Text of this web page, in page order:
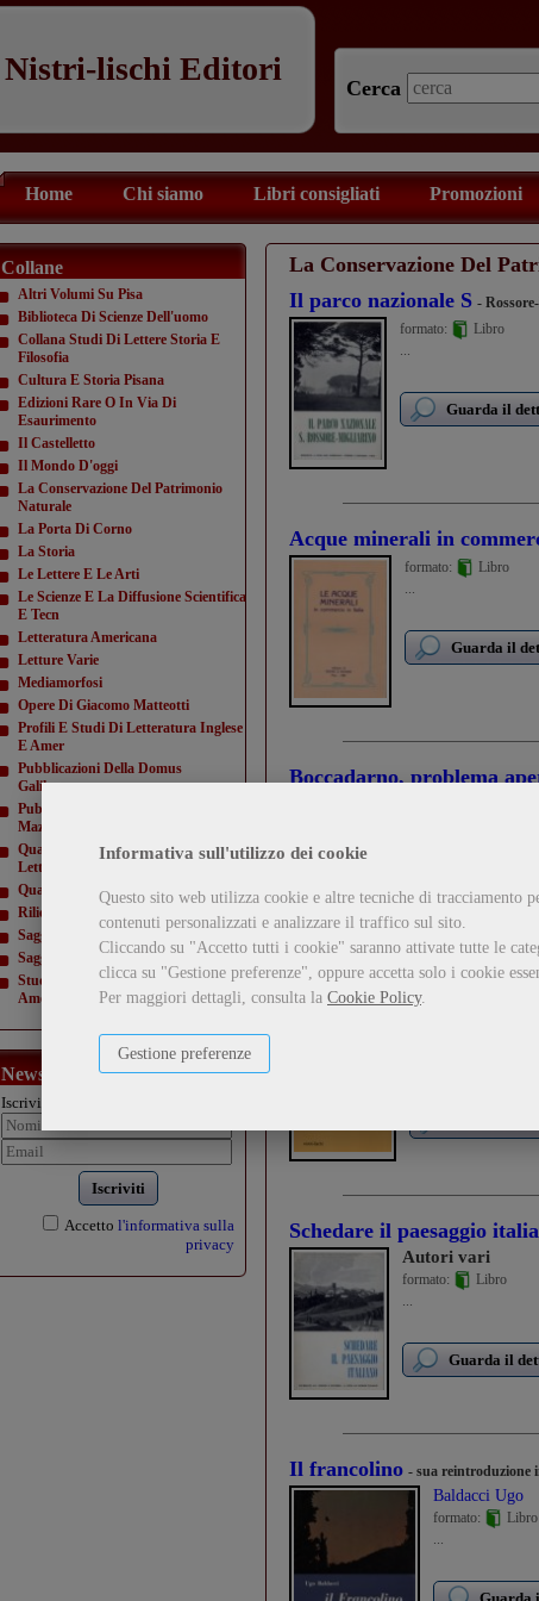
Informativa sull'utilizzo dei cookie
Questo sito web utilizza cookie e altre tecniche di tracciamento
contenuti personalizzati e analizzare il traffico sul sito.
Cliccando su "Accetto tutti i cookie" saranno attivate tutte le
clicca su "Gestione preferenze", oppure accetta solo i cookie
Per maggiori dettagli, consulta la Cookie Policy.
Gestione preferenze
Nistri-lischi Editori
Cerca
Home Chi siamo Libri consigliati Promozioni
Collane
Altri Volumi Su Pisa
Biblioteca Di Scienze Dell'uomo
Collana Studi Di Lettere Storia E
Filosofia
Cultura E Storia Pisana
Edizioni Rare O In Via Di
Esaurimento
Il Castelletto
Il Mondo D'oggi
La Conservazione Del Patrimonio
Naturale
La Porta Di Corno
La Storia
Le Lettere E Le Arti
Le Scienze E La Diffusione Scientifica
E Tecn
Letteratura Americana
Letture Varie
Mediamorfosi
Opere Di Giacomo Matteotti
Profili E Studi Di Letteratura Inglese
E Amer
Pubblicazioni Della Domus
Galilaeana
Pubblicazioni Della Domus
Mazziniana
Quaderni Dell'Istituto Di Lingua E
Letteratur
Quaderni Della Direzione
Rilievi Di Monumenti
Saggi Di Varia Umanità
Saggi Di Varia Umanità- Nuova Serie
Studi E Testi Di Storia Costituzionale
Americ
Newsletter
Iscriviti alla nostra newsletter:
Iscriviti
Accetto l'informativa sulla
privacy
La Conservazione Del
Il parco nazionale S -
formato:
Libro
...
Guarda il
Acque minerali in
formato:
Libro
...
Guarda il
Boccadarno, problema
Guarda il
Dal Calambrone alla
Schedare il paesaggio
Autori vari
formato:
Libro
...
Guarda il
Il francolino - sua reintroduzione
Baldacci Ugo
formato:
Libro
...